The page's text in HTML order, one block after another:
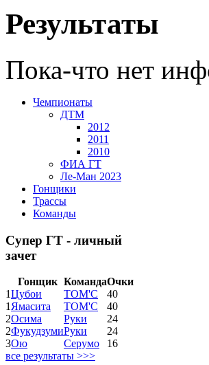
Результаты
Пока-что нет
Чемпионаты
ДТМ
2012
2011
2010
ФИА ГТ
Ле-Ман 2023
Гонщики
Трассы
Команды
Супер ГТ - личный
зачет
Гонщик КомандаОчки
1Цубои ТОМ'С
40
1 Ямасита ТОМ'С
40
2Осима Руки
24
2ФукудзумиРуки
24
3Ою Серумо
16
все результаты >>>